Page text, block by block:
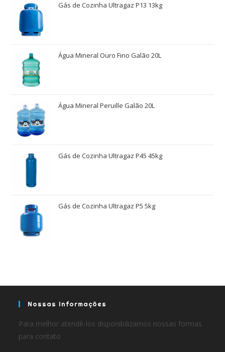
Gás de Cozinha Ultragaz P13 13kg
Água Mineral Ouro Fino Galão 20L
Água Mineral Peruille Galão 20L
Gás de Cozinha Ultragaz P45 45kg
Gás de Cozinha Ultragaz P5 5kg
Nossas Informações
Para melhor atendê-los disponibilizamos nossas formas
para contato